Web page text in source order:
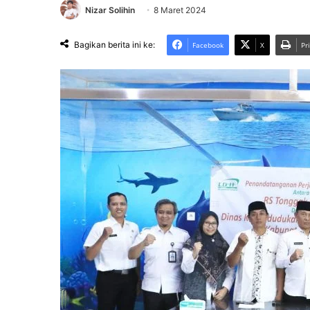
Nizar Solihin 8 Maret 2024
Bagikan berita ini ke: Facebook X